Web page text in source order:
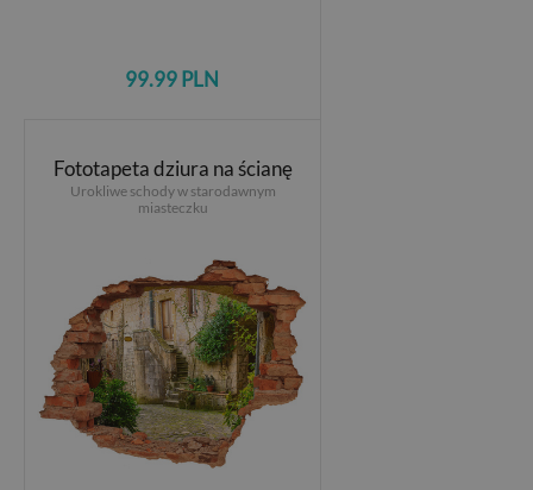
99.99 PLN
Fototapeta dziura na ścianę
Urokliwe schody w starodawnym
miasteczku